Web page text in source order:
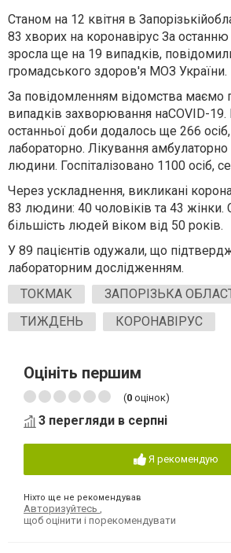
Станом на 12 квітня в
83 хворих на коронавірус За останню
зросла ще на 19 випадків,
громадського здоров'я МОЗ України.
За повідомленням відомства маємо
випадків захворювання наCOVID-19.
останньої доби додалось ще 266
лабораторно. Лікування
людини. Госпіталізовано 1100 осіб,
Через ускладнення, викликані
83 людини: 40 чоловіків та 43
більшість людей віком від 50 років.
У 89 пацієнтів одужали, що
лабораторним дослідженням.
ТОКМАК
ЗАПОРІЗЬКА
ТИЖДЕНЬ
КОРОНАВІРУС
Оцініть першим
(0 оцінок)
3 перегляди в серпні
Я рекомендую
Ніхто ще не рекомендував
Авторизуйтесь ,
щоб оцінити і порекомендувати